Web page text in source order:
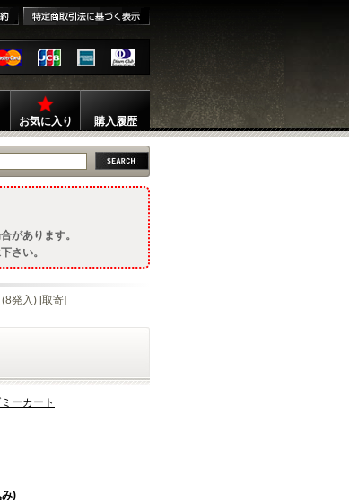
お気に入り 購入履歴
があります。
さい。
発入) [取寄]
ーカート
)